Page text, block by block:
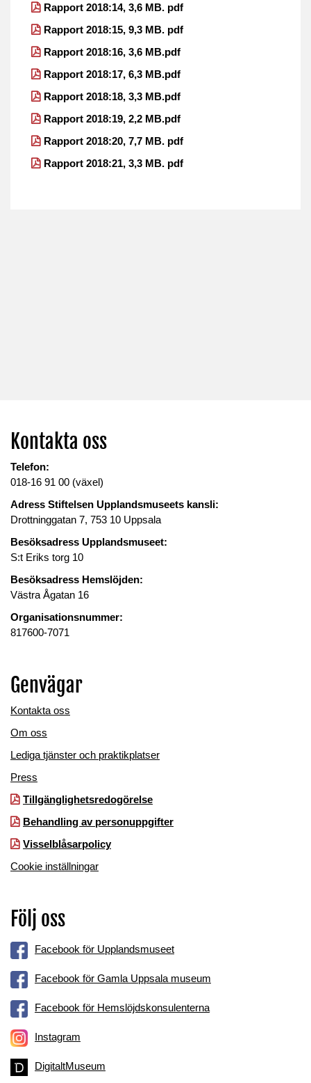
Rapport 2018:14, 3,6 MB. pdf
Rapport 2018:15, 9,3 MB. pdf
Rapport 2018:16, 3,6 MB.pdf
Rapport 2018:17, 6,3 MB.pdf
Rapport 2018:18, 3,3 MB.pdf
Rapport 2018:19, 2,2 MB.pdf
Rapport 2018:20, 7,7 MB. pdf
Rapport 2018:21, 3,3 MB. pdf
Kontakta oss
Telefon:
018-16 91 00 (växel)
Adress Stiftelsen Upplandsmuseets kansli:
Drottninggatan 7, 753 10 Uppsala
Besöksadress Upplandsmuseet:
S:t Eriks torg 10
Besöksadress Hemslöjden:
Västra Ågatan 16
Organisationsnummer:
817600-7071
Genvägar
Kontakta oss
Om oss
Lediga tjänster och praktikplatser
Press
Tillgänglighetsredogörelse
Behandling av personuppgifter
Visselblåsarpolicy
Cookie inställningar
Följ oss
Facebook för Upplandsmuseet
Facebook för Gamla Uppsala museum
Facebook för Hemslöjdskonsulenterna
Instagram
DigitaltMuseum